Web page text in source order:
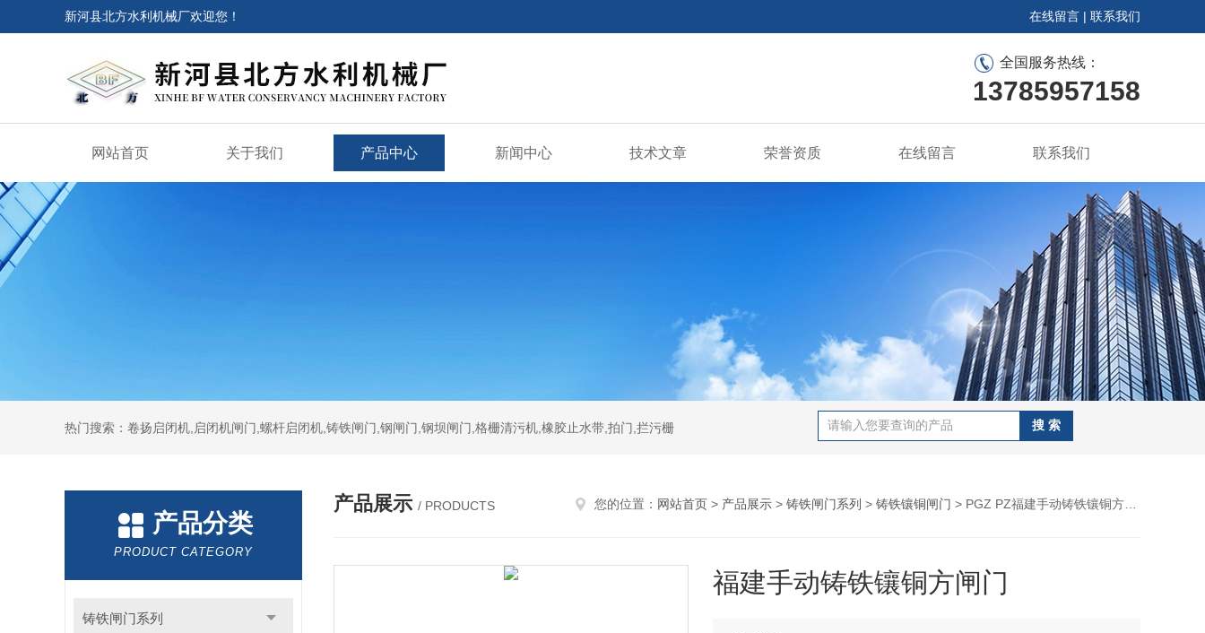
新河县北方水利机械厂欢迎您！ 在线留言 | 联系我们
全国服务热线：
13785957158
网站首页 关于我们 产品中心 新闻中心 技术文章 荣誉资质 在线留言 联系我们
热门搜索：卷扬启闭机,启闭机闸门,螺杆启闭机,铸铁闸门,钢闸门,钢坝闸门,格栅清污机,橡胶止水带,拍门,拦污栅
产品分类
PRODUCT CATEGORY
铸铁闸门系列
产品展示 / PRODUCTS 您的位置： 网站首页 > 产品展示 > 铸铁闸门系列 > 铸铁镶铜闸门 > PGZ PZ福建手动铸铁镶铜方闸门
福建手动铸铁镶铜方闸门